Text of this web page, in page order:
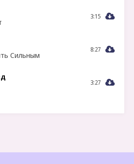
3:15
Сильным
8:27
3:27